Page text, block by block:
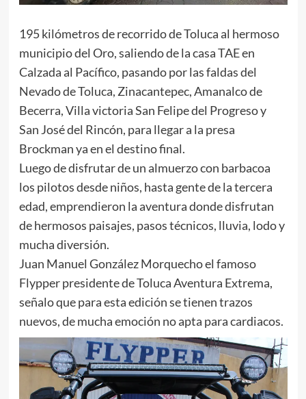
195 kilómetros de recorrido de Toluca al hermoso
municipio del Oro, saliendo de la casa TAE en
Calzada al Pacífico, pasando por las faldas del
Nevado de Toluca, Zinacantepec, Amanalco de
Becerra, Villa victoria San Felipe del Progreso y
San José del Rincón, para llegar a la presa
Brockman ya en el destino final.
Luego de disfrutar de un almuerzo con barbacoa
los pilotos desde niños, hasta gente de la tercera
edad, emprendieron la aventura donde disfrutan
de hermosos paisajes, pasos técnicos, lluvia, lodo y
mucha diversión.
Juan Manuel González Morquecho el famoso
Flypper presidente de Toluca Aventura Extrema,
señalo que para esta edición se tienen trazos
nuevos, de mucha emoción no apta para cardiacos.